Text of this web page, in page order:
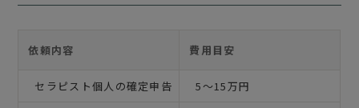
依頼内容 費用目安
セラピスト個人の確定申告 5〜15万円